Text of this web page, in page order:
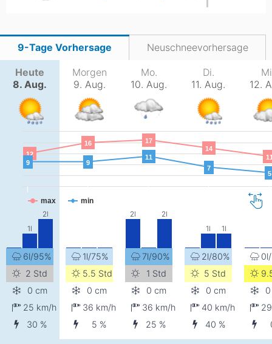
9-Tage Vorhersage Neuschneevorhersage
Heute
8. Aug.
6l/95%
2 Std
0 cm
25 km/h
30 %
Morgen
9. Aug.
1l/75%
5.5 Std
0 cm
36 km/h
5 %
Mo.
10. Aug.
7l/90%
1 Std
0 cm
36 km/h
25 %
Di.
11. Aug.
2l/80%
5 Std
0 cm
40 km/h
40 %
12.
12
16
17
14
9 9
11
7
5
max min